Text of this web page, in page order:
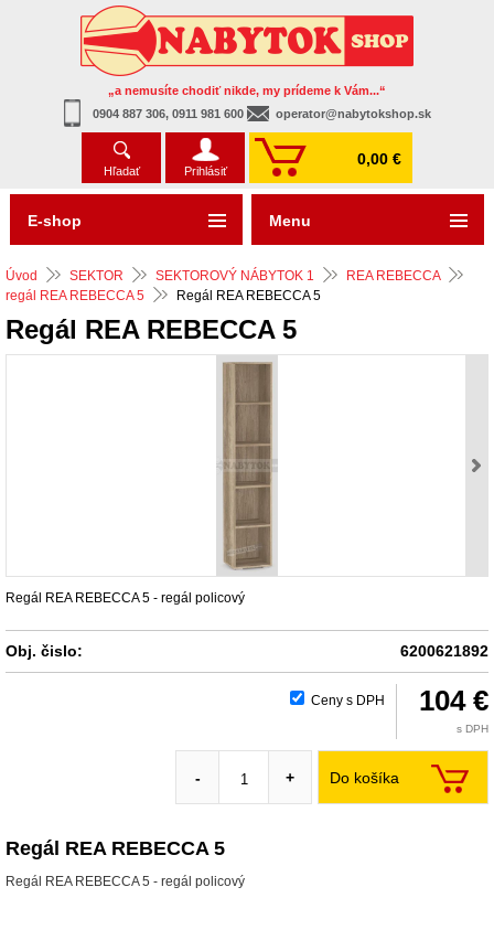
„a nemusíte chodiť nikde, my prídeme k Vám...“
0904 887 306, 0911 981 600
operator@nabytokshop.sk
Hľadať Prihlásiť
0,00 €
Úvod SEKTOR SEKTOROVÝ NÁBYTOK 1
REA REBECCA
regál REA REBECCA 5
Regál REA REBECCA 5
Regál REA REBECCA 5
Regál REA REBECCA 5 - regál policový
Obj. čislo: 6200621892
Ceny s DPH 104 €
s DPH
Do košíka
- +
Regál REA REBECCA 5
Regál REA REBECCA 5 - regál policový
E-shop Menu